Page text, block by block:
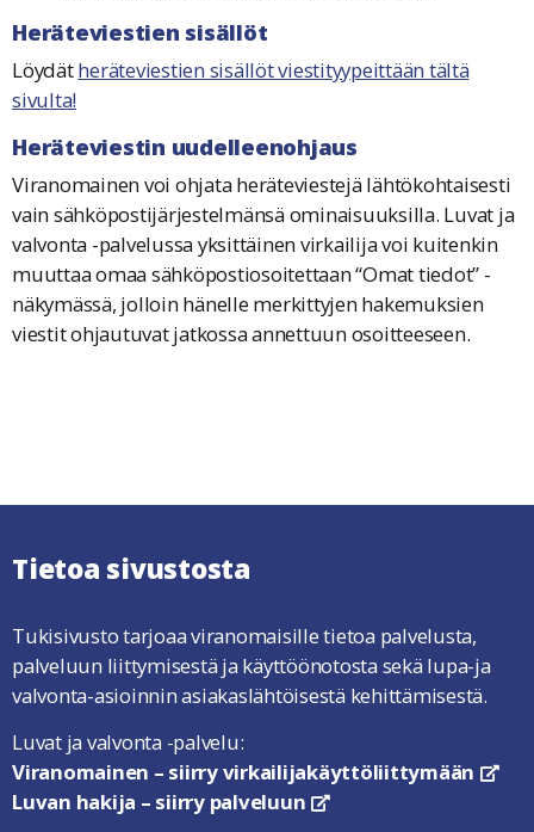
Heräteviestien sisällöt
Löydätheräteviestien sisällöt viestityypeittään tältä
sivulta!
Heräteviestin uudelleenohjaus
Viranomainen voi ohjata heräteviestejä lähtökohtaisesti
vain sähköpostijärjestelmänsä ominaisuuksilla. Luvat ja
valvonta -palvelussa yksittäinen virkailija voi kuitenkin
muuttaa omaa sähköpostiosoitettaan “Omat tiedot” -
näkymässä, jolloin hänelle merkittyjen hakemuksien
viestit ohjautuvat jatkossa annettuun osoitteeseen.
Tietoa sivustosta
Tukisivusto tarjoaa viranomaisille tietoa palvelusta,
palveluun liittymisestä ja käyttöönotosta sekä lupa-ja
valvonta-asioinnin asiakaslähtöisestä kehittämisestä.
Luvat ja valvonta -palvelu:
Viranomainen – siirry virkailijakäyttöliittymään
Luvan hakija – siirry palveluun linkki avautuu uuteen